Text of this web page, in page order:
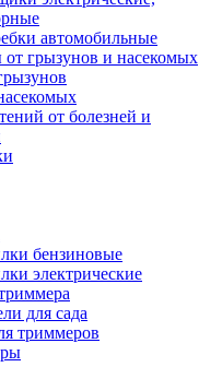
автомобильные
от грызунов и насекомых
от болезней и
бензиновые
электрические
для сада
триммеров